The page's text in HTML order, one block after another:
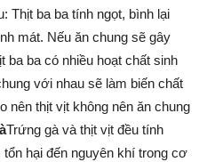
Thịt ba ba tính ngọt, bình lại
mát. Nếu ăn chung sẽ gây
ba ba có nhiều hoạt chất sinh
với nhau sẽ làm biến chất
nên thịt vịt không nên ăn chung
Trứng gà và thịt vịt đều tính
hại đến nguyên khí trong cơ